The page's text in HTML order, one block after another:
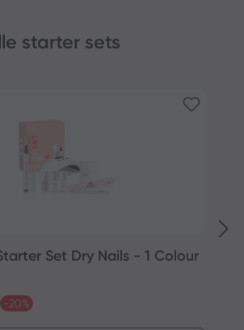
starter sets
Set Dry Nails - 1 Colour
-20%